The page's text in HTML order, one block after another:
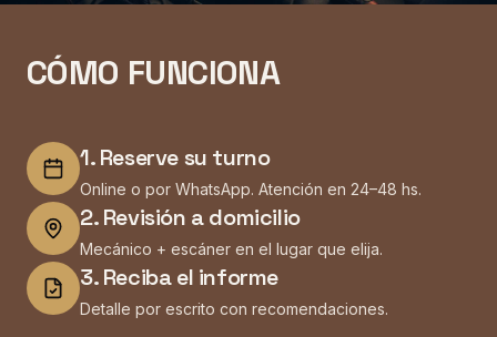
CÓMO FUNCIONA
1.Reserve su turno
Online o por WhatsApp. Atención en 24–48 hs.
2.Revisión a domicilio
Mecánico + escáner en el lugar que elija.
3.Reciba el informe
Detalle por escrito con recomendaciones.